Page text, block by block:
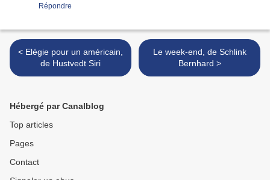
Répondre
< Elégie pour un américain,
de Hustvedt Siri
Le week-end, de Schlink
Bernhard >
Hébergé par Canalblog
Top articles
Pages
Contact